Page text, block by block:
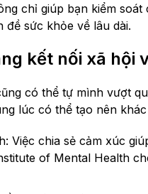
chỉ giúp bạn kiểm
đề sức khỏe về lâu dài.
kết nối xã hội
có thể tự mình vượt
lúc có thể tạo nên
Việc chia sẻ cảm xúc
of Mental Health